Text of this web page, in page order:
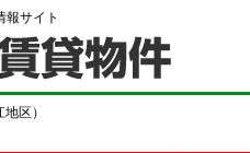
報サイト
区）